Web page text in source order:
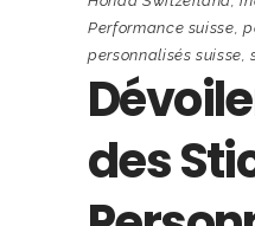
Performance suisse ,
personnalisés suisse ,
des